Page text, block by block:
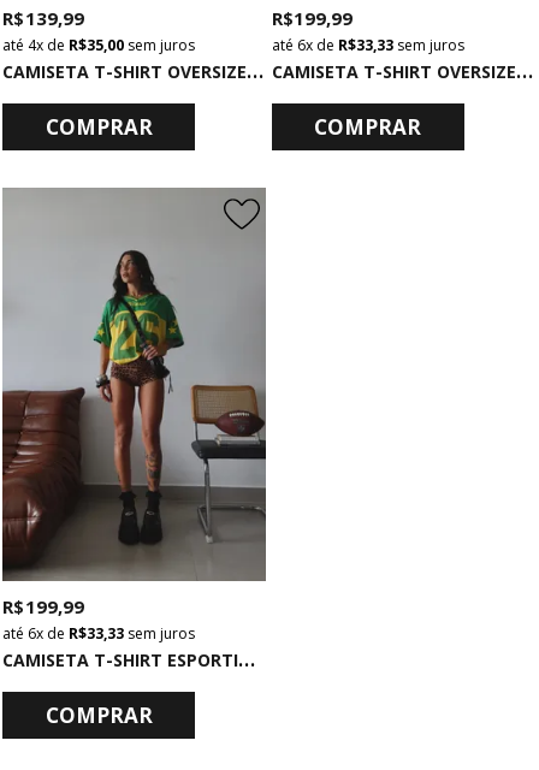
C
AMISETA T-SHIRT OVERSIZED BÁSICA OFF WHITE
R$ 139,99
4x de R$ 35,00 sem juros
COMPRAR
C
AMISETA T-SHIRT OVERSIZED AMARELA COM GOLA BRAZILIAN TEAM
R$ 199,99
6xde R$ 33,33sem juros
COMPRAR
C
AMISETA T-SHIRT ESPORTIVA BRASIL DECOTE V
R$ 199,99
6x de R$ 33,33 sem juros
COMPRAR